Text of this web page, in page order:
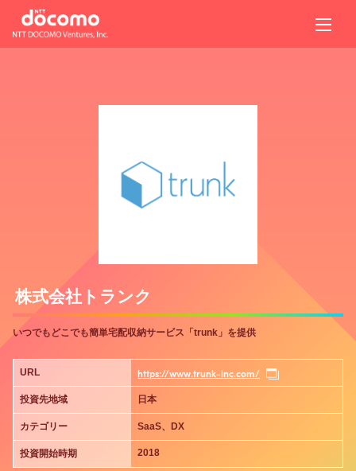
株式会社トランク
いつでもどこでも簡単宅配収納サービス「trunk」を提供
URL https://www.trunk-inc.com/
投資先地域 日本
カテゴリー SaaS、DX
投資開始時期 2018